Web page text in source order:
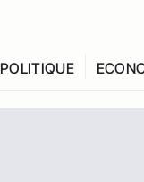
POLITIQUE